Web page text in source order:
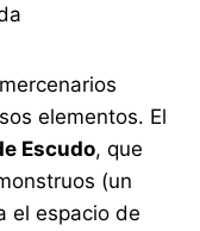
elementos. El
Escudo, que
(un
el espacio de